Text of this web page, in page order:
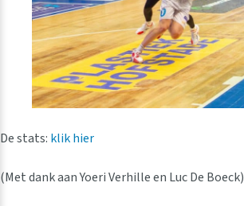
De stats: klik hier
(Met dank aan Yoeri Verhille en Luc De Boeck)